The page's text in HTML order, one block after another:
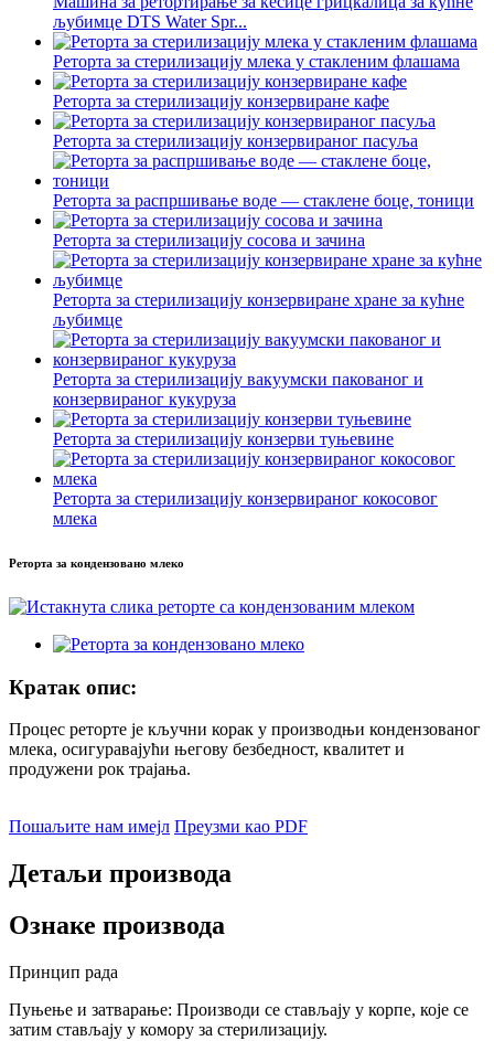
љубимце DTS Water Spr...
Реторта за стерилизацију млека у стакленим флашама
Реторта за стерилизацију конзервиране кафе
Реторта за стерилизацију конзервираног пасуља
Реторта за распршивање воде — стаклене боце, тоници
Реторта за стерилизацију сосова и зачина
Реторта за стерилизацију конзервиране хране за кућне
љубимце
Реторта за стерилизацију вакуумски пакованог и
конзервираног кукуруза
Реторта за стерилизацију конзерви туњевине
Реторта за стерилизацију конзервираног кокосовог
млека
Реторта за кондензовано млеко
Кратак опис:
Процес реторте је кључни корак у производњи кондензованог
млека, осигуравајући његову безбедност, квалитет и
продужени рок трајања.
Пошаљите нам имејл Преузми као PDF
Детаљи производа
Ознаке производа
Принцип рада
Пуњење и затварање: Производи се стављају у корпе, које се
затим стављају у комору за стерилизацију.